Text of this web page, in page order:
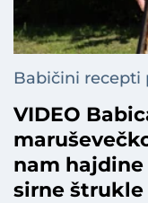
Babičini recepti
VIDEO
nam
sirne štrukle